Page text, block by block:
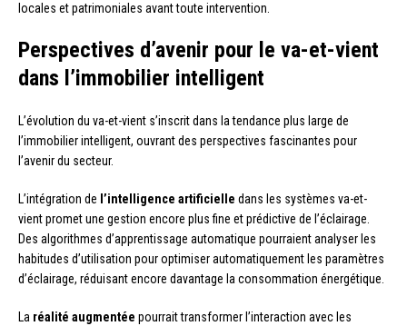
locales et patrimoniales avant toute intervention.
Perspectives d’avenir pour le va-et-vient
dans l’immobilier intelligent
L’évolution du va-et-vient s’inscrit dans la tendance plus large de
l’immobilier intelligent, ouvrant des perspectives fascinantes pour
l’avenir du secteur.
L’intégration de l’intelligence artificielle dans les systèmes va-et-
vient promet une gestion encore plus fine et prédictive de l’éclairage.
Des algorithmes d’apprentissage automatique pourraient analyser les
habitudes d’utilisation pour optimiser automatiquement les paramètres
d’éclairage, réduisant encore davantage la consommation énergétique.
La réalité augmentée pourrait transformer l’interaction avec les